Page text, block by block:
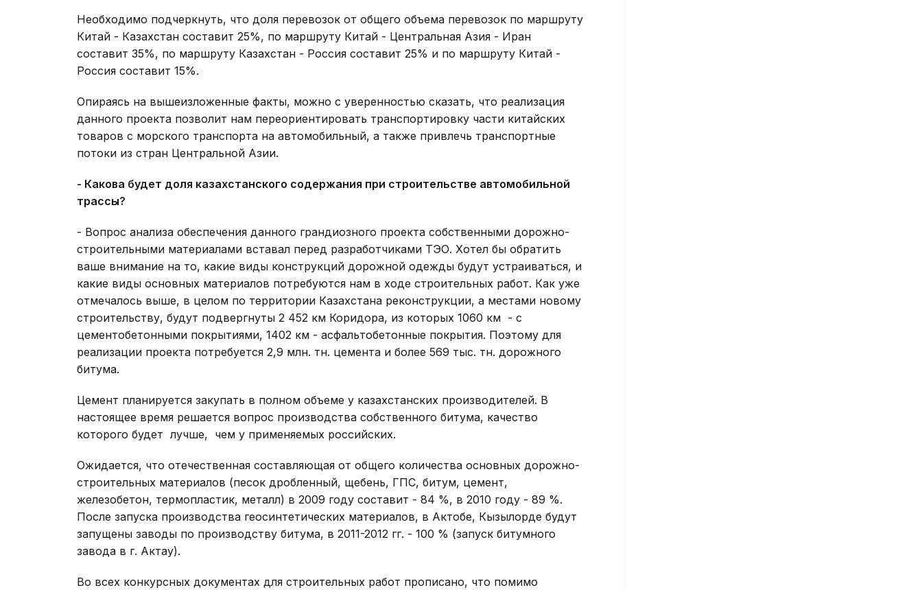
Необходимо подчеркнуть, что доля перевозок от общего объема перевозок по маршруту
Китай - Казахстан составит 25%, по маршруту Китай - Центральная Азия - Иран
составит 35%, по маршруту Казахстан - Россия составит 25% и по маршруту Китай -
Россия составит 15%.
Опираясь на вышеизложенные факты, можно с уверенностью сказать, что реализация
данного проекта позволит нам переориентировать транспортировку части китайских
товаров с морского транспорта на автомобильный, а также привлечь транспортные
потоки из стран Центральной Азии.
- Какова будет доля казахстанского содержания при строительстве автомобильной
трассы?
- Вопрос анализа обеспечения данного грандиозного проекта собственными дорожно-
строительными материалами вставал перед разработчиками ТЭО. Хотел бы обратить
ваше внимание на то, какие виды конструкций дорожной одежды будут устраиваться, и
какие виды основных материалов потребуются нам в ходе строительных работ. Как уже
отмечалось выше, в целом по территории Казахстана реконструкции, а местами новому
строительству, будут подвергнуты 2 452 км Коридора, из которых 1060 км - с
цементобетонными покрытиями, 1402 км - асфальтобетонные покрытия. Поэтому для
реализации проекта потребуется 2,9 млн. тн. цемента и более 569 тыс. тн. дорожного
битума.
Цемент планируется закупать в полном объеме у казахстанских производителей. В
настоящее время решается вопрос производства собственного битума, качество
которого будет лучше, чем у применяемых российских.
Ожидается, что отечественная составляющая от общего количества основных дорожно-
строительных материалов (песок дробленный, щебень, ГПС, битум, цемент,
железобетон, термопластик, металл) в 2009 году составит - 84 %, в 2010 году - 89 %.
После запуска производства геосинтетических материалов, в Актобе, Кызылорде будут
запущены заводы по производству битума, в 2011-2012 гг. - 100 % (запуск битумного
завода в г. Актау).
Во всех конкурсных документах для строительных работ прописано, что помимо